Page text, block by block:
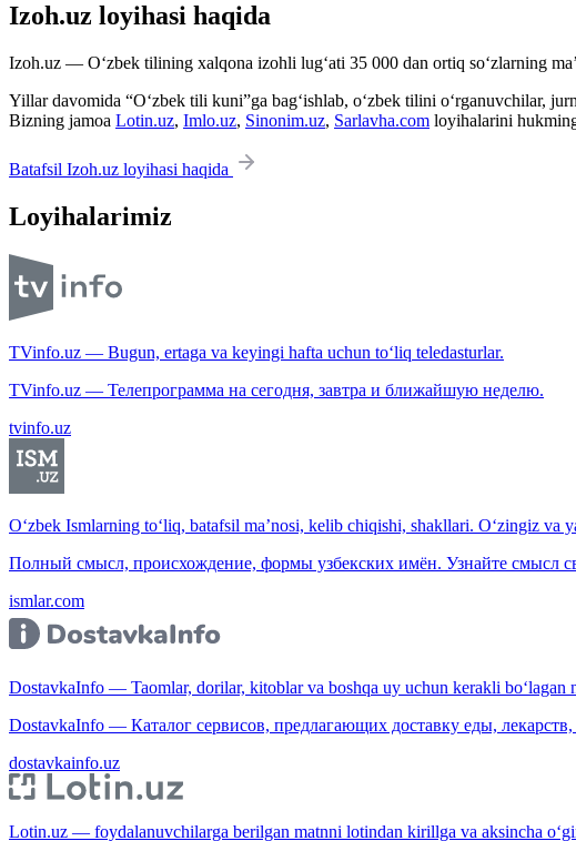
Izoh.uz loyihasi haqida
Izoh.uz — O‘zbek tilining xalqona izohli lug‘ati 35 000 dan ortiq so‘zlarning
Yillar davomida “O‘zbek tili kuni”ga bag‘ishlab, o‘zbek tilini o‘rganuvchilar,
Bizning jamoa Lotin.uz, Imlo.uz, Sinonim.uz, Sarlavha.com loyihalarini
Batafsil Izoh.uz loyihasi haqida
Loyihalarimiz
TVinfo.uz — Bugun, ertaga va keyingi hafta uchun to‘liq teledasturlar.
TVinfo.uz — Телепрограмма на сегодня, завтра и ближайшую неделю.
tvinfo.uz
O‘zbek Ismlarning to‘liq, batafsil ma’nosi, kelib chiqishi, shakllari. O‘zingiz va
Полный смысл, происхождение, формы узбекских имён. Узнайте смысл
ismlar.com
DostavkaInfo — Taomlar, dorilar, kitoblar va boshqa uy uchun kerakli bo‘lagan
DostavkaInfo — Каталог сервисов, предлагающих доставку еды,
dostavkainfo.uz
Lotin.uz — foydalanuvchilarga berilgan matnni lotindan kirillga va aksincha